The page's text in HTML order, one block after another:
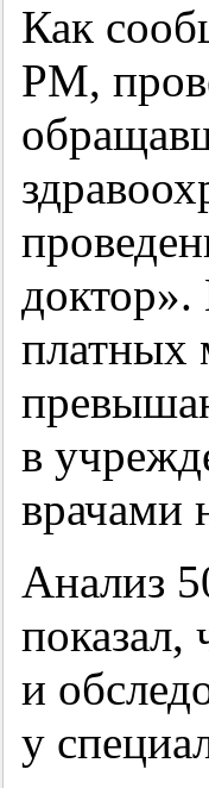
Как
РМ,
доктор».
платных
в
врачами
Анализ
показал,
и
у